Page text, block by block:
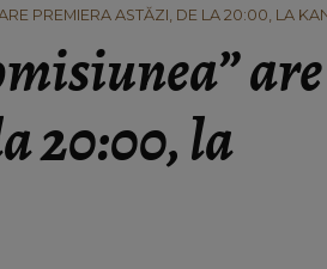
PREMIERA ASTĂZI, DE LA 20:00, LA
are
20:00, la